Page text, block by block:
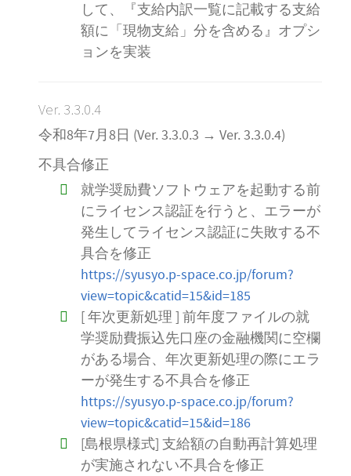
して、『支給内訳一覧に記載する支給
額に「現物支給」分を含める』オプシ
ョンを実装
Ver. 3.3.0.4
令和8年7月8日 (Ver. 3.3.0.3 → Ver. 3.3.0.4)
不具合修正
就学奨励費ソフトウェアを起動する前
にライセンス認証を行うと、エラーが
発生してライセンス認証に失敗する不
具合を修正
https://syusyo.p-space.co.jp/forum?
view=topic&catid=15&id=185
[ 年次更新処理 ] 前年度ファイルの就
学奨励費振込先口座の金融機関に空欄
がある場合、年次更新処理の際にエラ
ーが発生する不具合を修正
https://syusyo.p-space.co.jp/forum?
view=topic&catid=15&id=186
[島根県様式] 支給額の自動再計算処理
が実施されない不具合を修正